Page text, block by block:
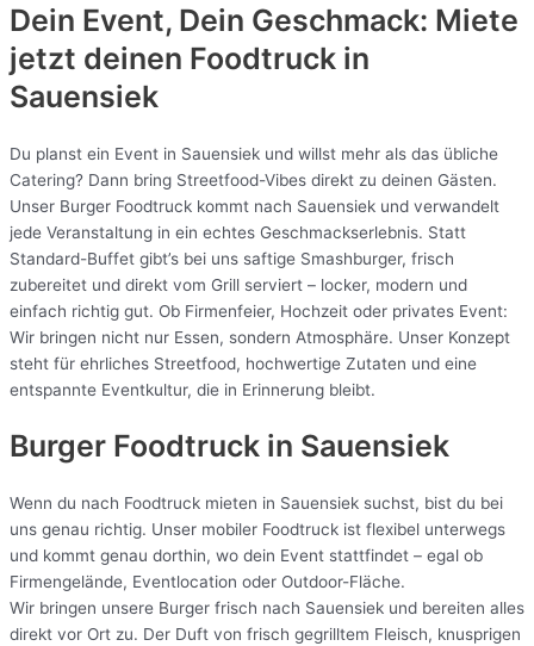
Dein Event, Dein Geschmack: Miete
jetzt deinen Foodtruck in
Sauensiek
Du planst ein Event in Sauensiek und willst mehr als das übliche
Catering? Dann bring Streetfood-Vibes direkt zu deinen Gästen.
Unser Burger Foodtruck kommt nach Sauensiek und verwandelt
jede Veranstaltung in ein echtes Geschmackserlebnis. Statt
Standard-Buffet gibt’s bei uns saftige Smashburger, frisch
zubereitet und direkt vom Grill serviert – locker, modern und
einfach richtig gut. Ob Firmenfeier, Hochzeit oder privates Event:
Wir bringen nicht nur Essen, sondern Atmosphäre. Unser Konzept
steht für ehrliches Streetfood, hochwertige Zutaten und eine
entspannte Eventkultur, die in Erinnerung bleibt.
Burger Foodtruck in Sauensiek
Wenn du nach Foodtruck mieten in Sauensiek suchst, bist du bei
uns genau richtig. Unser mobiler Foodtruck ist flexibel unterwegs
und kommt genau dorthin, wo dein Event stattfindet – egal ob
Firmengelände, Eventlocation oder Outdoor-Fläche.
Wir bringen unsere Burger frisch nach Sauensiek und bereiten alles
direkt vor Ort zu. Der Duft von frisch gegrilltem Fleisch, knusprigen